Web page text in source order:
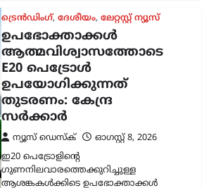
പ്രകൃതി വാതക മന്ത്രാലയം വ്യക്തമാക്കി.
പൊതുമേഖല ഓയിൽ മാർക്കറ്റിങ്
കമ്പനികൾ (ഒഎംസികൾ) വിതരണം…
കേരളം,ട്രെൻഡിംഗ്
ലേറ്റസ്റ്റ് ന്യൂസ്
‘കേരളത്തിൽ ബിജെപി
അല്ല, പക്ഷേ
ബിജെപിക്കായി
ഭരിക്കുന്നത് യുഡിഎഫ്’;
സതീശനെതിരെ എം.വി.
ഗോവിന്ദൻ